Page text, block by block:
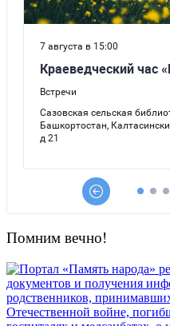
Помним вечно!